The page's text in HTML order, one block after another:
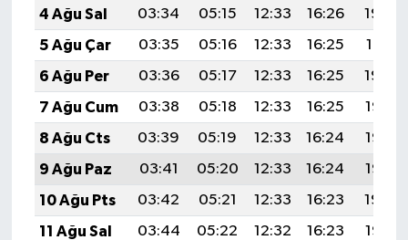
4 Ağu Sal
03:34 05:15 12:33 16:26
19:42
5 Ağu Çar
03:35 05:16 12:33 16:25
19:41
6 Ağu Per
03:36 05:17 12:33 16:25
19:39
7 Ağu Cum
03:38 05:18 12:33 16:25
19:38
8 Ağu Cts
03:39 05:19 12:33 16:24
19:37
9 Ağu Paz
03:41 05:20 12:33 16:24
19:36
10 Ağu Pts
03:42 05:21 12:33 16:23
19:34
11 Ağu Sal
03:44 05:22 12:32 16:23
19:33